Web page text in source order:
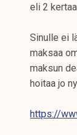
eli 2
Sinulle ei
maksaa
maksun
hoitaa jo
https://